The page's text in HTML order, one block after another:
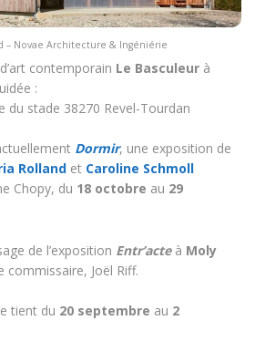
– Novae Architecture & Ingéniérie
contemporain Le Basculeur à
:
du stade 38270 Revel-Tourdan
Dormir, une exposition de
Rolland et Caroline Schmoll
Chopy, du 18 octobre au 29
de l’exposition Entr’acteà Moly
commissaire, Joël Riff.
tient du 20 septembre au 2